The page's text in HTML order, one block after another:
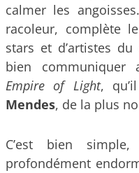
calmer les
racoleur, complète
stars et d’artistes
bien communiquer
Empire of Light,
Mendes, de la plus
C’est bien
profondément